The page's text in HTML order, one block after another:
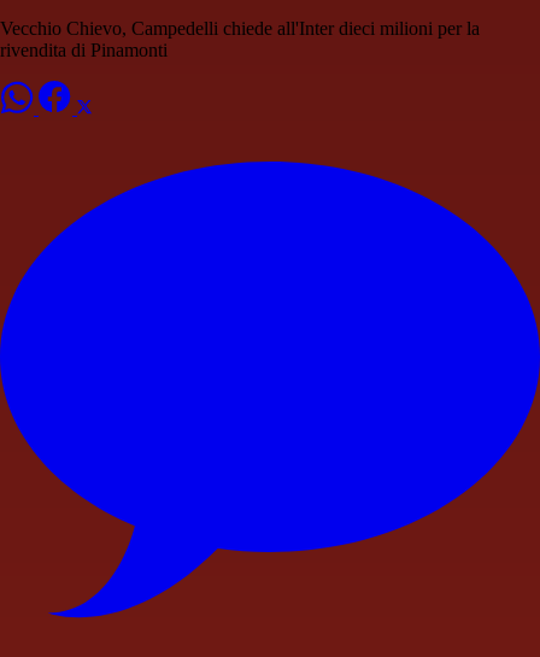
Vecchio Chievo, Campedelli chiede all'Inter dieci milioni per la
rivendita di Pinamonti